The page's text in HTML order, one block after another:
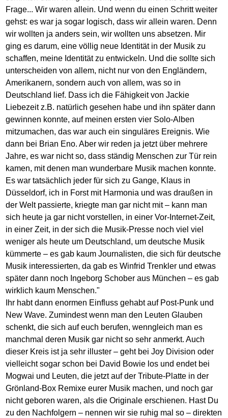
Frage... Wir waren allein. Und wenn du einen Schritt weiter
gehst: es war ja sogar logisch, dass wir allein waren. Denn
wir wollten ja anders sein, wir wollten uns absetzen. Mir
ging es darum, eine völlig neue Identität in der Musik zu
schaffen, meine Identität zu entwickeln. Und die sollte sich
unterscheiden von allem, nicht nur von den Engländern,
Amerikanern, sondern auch von allem, was so in
Deutschland lief. Dass ich die Fähigkeit von Jackie
Liebezeit z.B. natürlich gesehen habe und ihn später dann
gewinnen konnte, auf meinen ersten vier Solo-Alben
mitzumachen, das war auch ein singuläres Ereignis. Wie
dann bei Brian Eno. Aber wir reden ja jetzt über mehrere
Jahre, es war nicht so, dass ständig Menschen zur Tür rein
kamen, mit denen man wunderbare Musik machen konnte.
Es war tatsächlich jeder für sich zu Gange, Klaus in
Düsseldorf, ich in Forst mit Harmonia und was draußen in
der Welt passierte, kriegte man gar nicht mit – kann man
sich heute ja gar nicht vorstellen, in einer Vor-Internet-Zeit,
in einer Zeit, in der sich die Musik-Presse noch viel viel
weniger als heute um Deutschland, um deutsche Musik
kümmerte – es gab kaum Journalisten, die sich für deutsche
Musik interessierten, da gab es Winfrid Trenkler und etwas
später dann noch Ingeborg Schober aus München – es gab
wirklich kaum Menschen."
Ihr habt dann enormen Einfluss gehabt auf Post-Punk und
New Wave. Zumindest wenn man den Leuten Glauben
schenkt, die sich auf euch berufen, wenngleich man es
manchmal deren Musik gar nicht so sehr anmerkt. Auch
dieser Kreis ist ja sehr illuster – geht bei Joy Division oder
vielleicht sogar schon bei David Bowie los und endet bei
Mogwai und Leuten, die jetzt auf der Tribute-Platte in der
Grönland-Box Remixe eurer Musik machen, und noch gar
nicht geboren waren, als die Originale erschienen. Hast Du
zu den Nachfolgern – nennen wir sie ruhig mal so – direkten